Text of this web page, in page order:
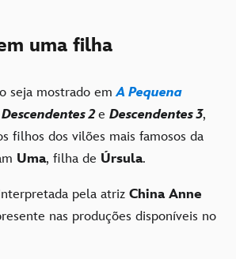
uma filha
seja mostrado emA Pequena
Descendentes 2e Descendentes 3,
filhos dos vilões mais famosos da
Uma, filha de Úrsula.
pela atriz China Anne
nas produções disponíveis no